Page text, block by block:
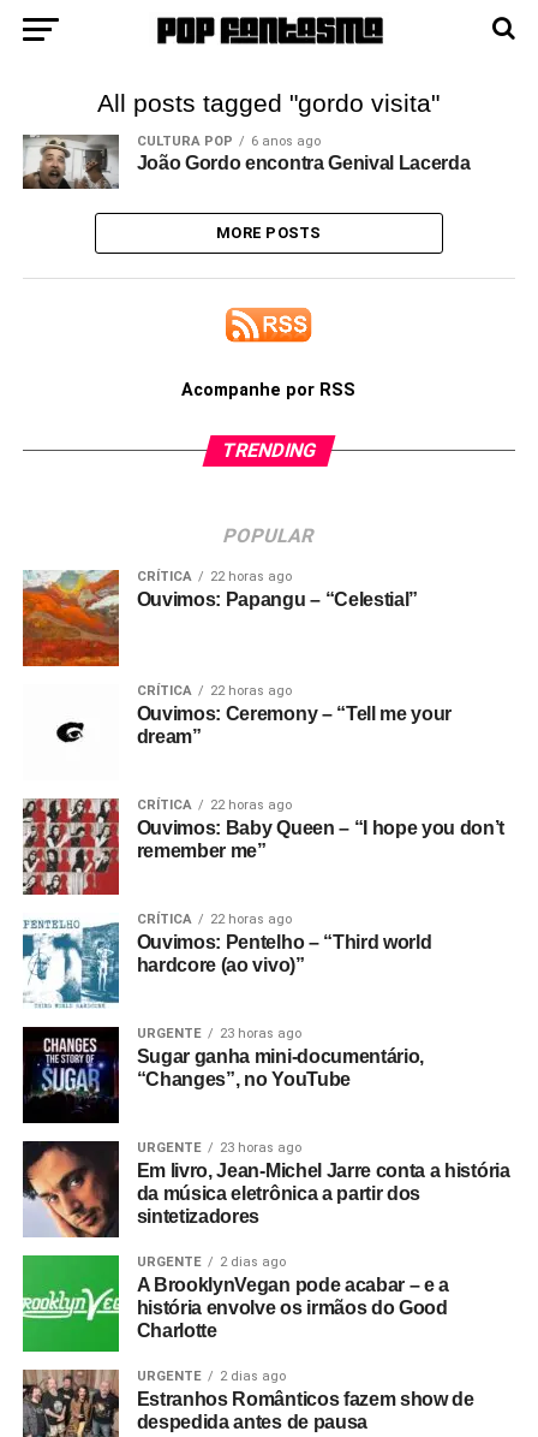
All posts tagged "gordo visita"
CULTURA POP 6 anos ago
João Gordo encontra Genival Lacerda
MORE POSTS
Acompanhe por RSS
TRENDING
POPULAR
CRÍTICA 22 horas ago
Ouvimos: Papangu – “Celestial”
CRÍTICA 22 horas ago
Ouvimos: Ceremony – “Tell me your
dream”
CRÍTICA 22 horas ago
Ouvimos: Baby Queen – “I hope you don’t
remember me”
CRÍTICA 22 horas ago
Ouvimos: Pentelho – “Third world
hardcore (ao vivo)”
URGENTE 23 horas ago
Sugar ganha mini-documentário,
“Changes”, no YouTube
URGENTE 23 horas ago
Em livro, Jean-Michel Jarre conta a história
da música eletrônica a partir dos
sintetizadores
URGENTE 2 dias ago
A BrooklynVegan pode acabar – e a
história envolve os irmãos do Good
Charlotte
URGENTE 2 dias ago
Estranhos Românticos fazem show de
despedida antes de pausa